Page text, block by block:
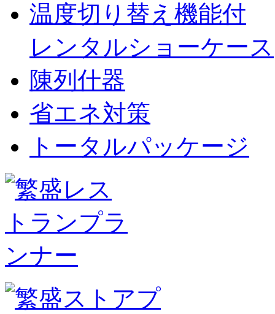
温度切り替え機能付
レンタルショーケース
陳列什器
省エネ対策
トータルパッケージ